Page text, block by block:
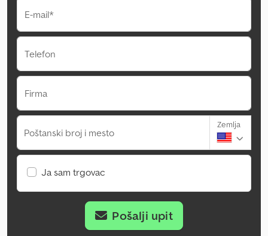
E-mail*
Telefon
Firma
Poštanski broj i mesto
Zemlja
Ja sam trgovac
Pošalji upit